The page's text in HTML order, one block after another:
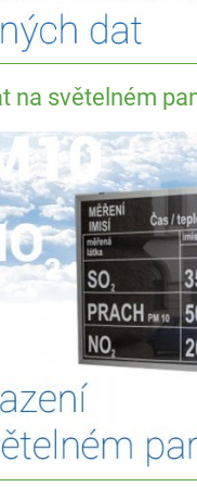
na světelném